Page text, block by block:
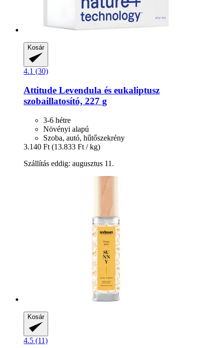
Kosár
4.1 (30)
Attitude Levendula és eukaliptusz
szobaillatosító, 227 g
3-6 hétre
Növényi alapú
Szoba, autó, hűtőszekrény
3.140 Ft (13.833 Ft / kg)
Szállítás eddig: augusztus 11.
Kosár
4.5 (11)